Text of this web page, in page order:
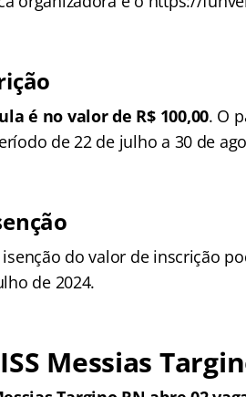
é no valor de R$ 100,00. O
de 22 de julho a 30 de
do valor de inscrição
de 2024.
Messias